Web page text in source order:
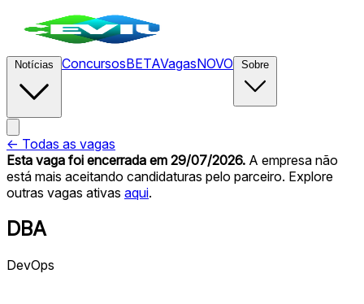
ConcursosBETAVagasNOVO
← Todas as vagas
Esta vaga foi encerrada em 29/07/2026. A empresa não
está mais aceitando candidaturas pelo parceiro. Explore
outras vagas ativas aqui.
DBA
DevOps